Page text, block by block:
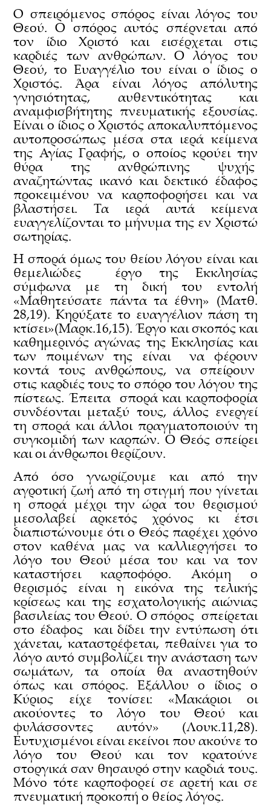
O σπειρόμενος σπόρος είναι λόγος του
Θεού. Ο σπόρος αυτός σπέρνεται από
τον ίδιο Χριστό και εισέρχεται στις
καρδιές των ανθρώπων. Ο λόγος του
Θεού, το Ευαγγέλιο του είναι ο ίδιος ο
Χριστός. Άρα είναι λόγος απόλυτης
γνησιότητας, αυθεντικότητας και
αναμφισβήτητης πνευματικής εξουσίας.
Είναι ο ίδιος ο Χριστός αποκαλυπτόμενος
αυτοπροσώπως μέσα στα ιερά κείμενα
της Αγίας Γραφής, ο οποίος κρούει την
θύρα της ανθρώπινης ψυχής
αναζητώντας ικανό και δεκτικό έδαφος
προκειμένου να καρποφορήσει και να
βλαστήσει. Τα ιερά αυτά κείμενα
ευαγγελίζονται το μήνυμα της εν Χριστώ
σωτηρίας.
Η σπορά όμως του θείου λόγου είναι και
θεμελιώδες έργο της Εκκλησίας
σύμφωνα με τη δική του εντολή
«Μαθητεύσατε πάντα τα έθνη» (Ματθ.
28,19). Κηρύξατε το ευαγγέλιον πάση τη
κτίσει»(Μαρκ.16,15). Έργο και σκοπός και
καθημερινός αγώνας της Εκκλησίας και
των ποιμένων της είναι να φέρουν
κοντά τους ανθρώπους, να σπείρουν
στις καρδιές τους το σπόρο του λόγου της
πίστεως. Έπειτα σπορά και καρποφορία
συνδέονται μεταξύ τους, άλλος ενεργεί
τη σπορά και άλλοι πραγματοποιούν τη
συγκομιδή των καρπών. Ο Θεός σπείρει
και οι άνθρωποι θερίζουν.
Από όσο γνωρίζουμε και από την
αγροτική ζωή από τη στιγμή που γίνεται
η σπορά μέχρι την ώρα του θερισμού
μεσολαβεί αρκετός χρόνος κι έτσι
διαπιστώνουμε ότι ο Θεός παρέχει χρόνο
στον καθένα μας να καλλιεργήσει το
λόγο του Θεού μέσα του και να τον
καταστήσει καρποφόρο. Ακόμη ο
θερισμός είναι η εικόνα της τελικής
κρίσεως και της εσχατολογικής αιώνιας
βασιλείας του Θεού. Ο σπόρος σπείρεται
στο έδαφος και δίδει την εντύπωση ότι
χάνεται, καταστρέφεται, πεθαίνει για το
λόγο αυτό συμβολίζει την ανάσταση των
σωμάτων, τα οποία θα αναστηθούν
όπως και σπόρος. Εξάλλου ο ίδιος ο
Κύριος είχε τονίσει: «Μακάριοι οι
ακούοντες το λόγο του Θεού και
φυλάσσοντες αυτόν» (Λουκ.11,28).
Ευτυχισμένοι είναι εκείνοι που ακούνε το
λόγο του Θεού και τον κρατούνε
στοργικά σαν θησαυρό στην καρδιά τους.
Μόνο τότε καρποφορεί σε αρετή και σε
πνευματική προκοπή ο θείος λόγος.